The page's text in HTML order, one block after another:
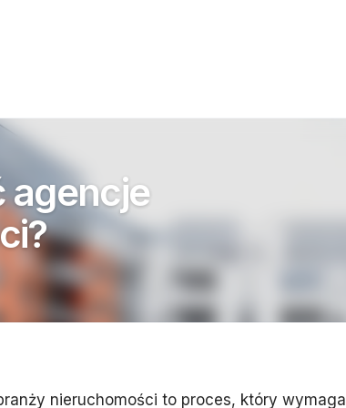
nieruchomości to proces, który wymaga